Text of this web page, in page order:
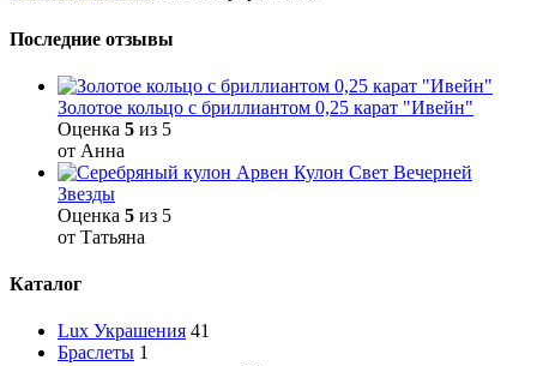
Последние отзывы
Золотое кольцо с бриллиантом 0,25 карат "Ивейн"
Оценка 5 из 5
от Анна
Кулон Свет Вечерней
Звезды
Оценка 5 из 5
от Татьяна
Каталог
Lux Украшения 41
Браслеты 1